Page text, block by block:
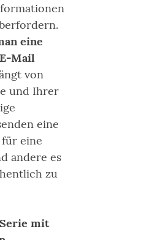
eine
Mail
von
und Ihrer
eine
eine
andere es
zu
mit